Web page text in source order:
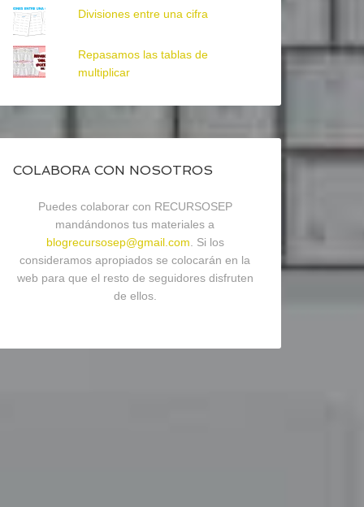
Divisiones entre una cifra
Repasamos las tablas de
multiplicar
COLABORA CON NOSOTROS
Puedes colaborar con RECURSOSEP
mandándonos tus materiales a
blogrecursosep@gmail.com . Si los
consideramos apropiados se colocarán en la
web para que el resto de seguidores disfruten
de ellos.